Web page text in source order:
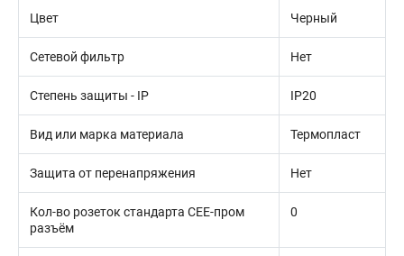
Цвет Черный
Сетевой фильтр Нет
Степень защиты - IP IP20
Вид или марка материала Термопласт
Защита от перенапряжения Нет
Кол-во розеток стандарта CEE-пром
разъём
0